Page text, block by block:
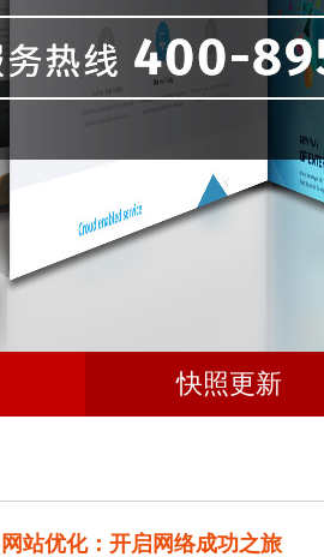
快照更新
网站优化：开启网络成功之旅